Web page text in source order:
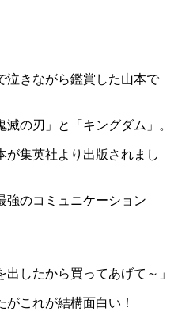
泣きながら鑑賞した山本で
の刃」と「キングダム」。
が集英社より出版されまし
強のコミュニケーション
したから買ってあげて～」
これが結構面白い！